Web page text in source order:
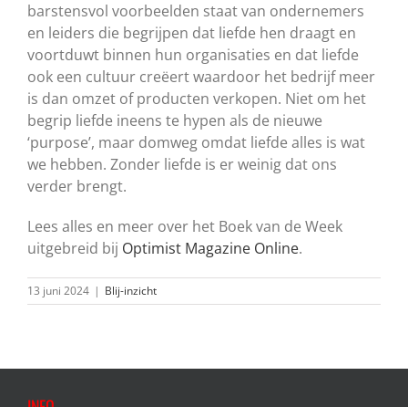
barstensvol voorbeelden staat van ondernemers
en leiders die begrijpen dat liefde hen draagt en
voortduwt binnen hun organisaties en dat liefde
ook een cultuur creëert waardoor het bedrijf meer
is dan omzet of producten verkopen. Niet om het
begrip liefde ineens te hypen als de nieuwe
‘purpose’, maar domweg omdat liefde alles is wat
we hebben. Zonder liefde is er weinig dat ons
verder brengt.
Lees alles en meer over het Boek van de Week
uitgebreid bij Optimist Magazine Online.
13 juni 2024 | Blij-inzicht